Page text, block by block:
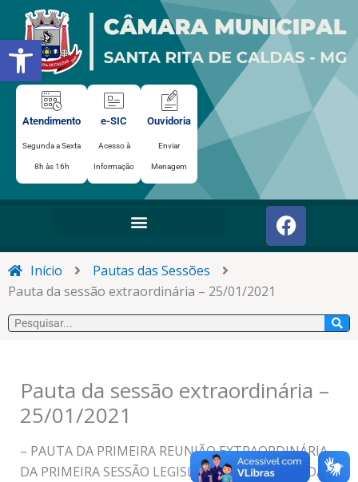
Abrir a barra de ferramentas
para
conteúdo
Atendimento
Segunda a Sexta
8h às 16h
e-SIC
Acesso à
Informação
Ouvidoria
Enviar
Menagem
F
a
c
o
o
Início
Pautas das Sessões
Pauta da sessão extraordinária – 25/01/2021
Pesquisar
Pauta da sessão extraordinária –
25/01/2021
– PAUTA DA PRIMEIRA REUNIÃO EXTRAORDINÁRIA
DA PRIMEIRA SESSÃO LEGISLATIVA ORDINÁRIA DA